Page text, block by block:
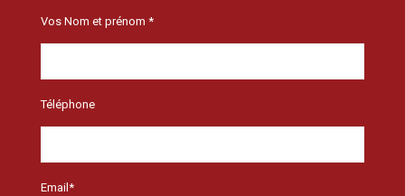
Vos Nom et prénom *
Téléphone
Email*